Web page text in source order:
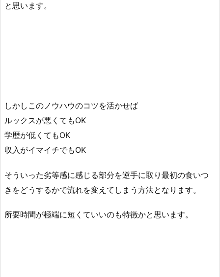
と思います。
しかしこのノウハウのコツを活かせば
ルックスが悪くてもOK
学歴が低くてもOK
収入がイマイチでもOK
そういった劣等感に感じる部分を逆手に取り最初の食いつ
きをどうするかで流れを変えてしまう方法となります。
所要時間が極端に短くていいのも特徴かと思います。